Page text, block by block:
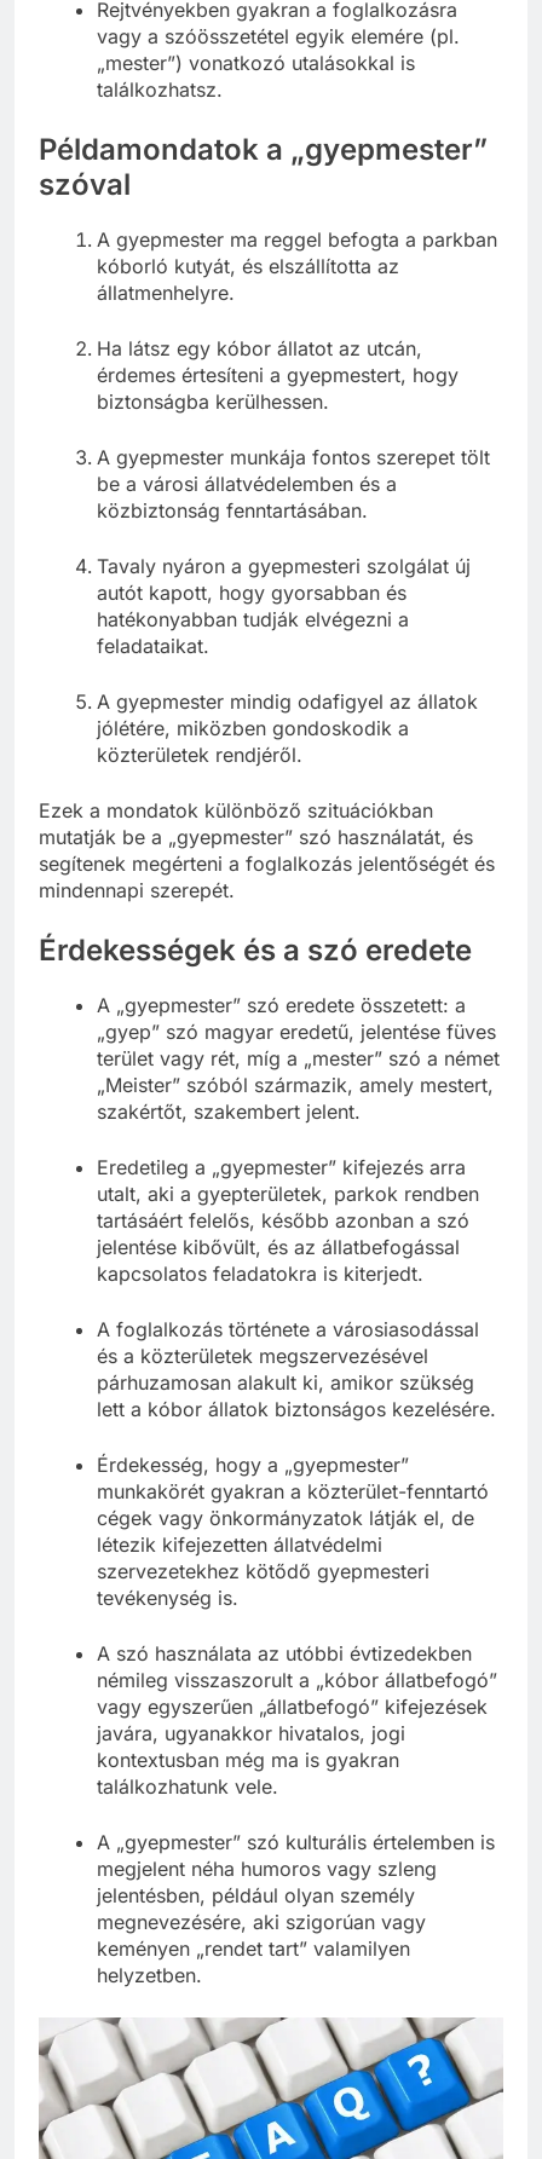
Rejtvényekben gyakran a foglalkozásra
vagy a szóösszetétel egyik elemére (pl.
„mester”) vonatkozó utalásokkal is
Példamondatok a „gyepmester”
szóval
A gyepmester ma reggel befogta a parkban
kóborló kutyát, és elszállította az
Ha látsz egy kóbor állatot az utcán,
érdemes értesíteni a gyepmestert, hogy
A gyepmester munkája fontos szerepet tölt
be a városi állatvédelemben és a
Tavaly nyáron a gyepmesteri szolgálat új
autót kapott, hogy gyorsabban és
hatékonyabban tudják elvégezni a
A gyepmester mindig odafigyel az állatok
jólétére, miközben gondoskodik a
Ezek a mondatok különböző szituációkban
mutatják be a „gyepmester” szó használatát, és
segítenek megérteni a foglalkozás jelentőségét és
Érdekességek és a szó eredete
A „gyepmester” szó eredete összetett: a
„gyep” szó magyar eredetű, jelentése füves
terület vagy rét, míg a „mester” szó a német
„Meister” szóból származik, amely mestert,
Eredetileg a „gyepmester” kifejezés arra
utalt, aki a gyepterületek, parkok rendben
tartásáért felelős, később azonban a szó
jelentése kibővült, és az állatbefogással
A foglalkozás története a városiasodással
és a közterületek megszervezésével
párhuzamosan alakult ki, amikor szükség
Érdekesség, hogy a „gyepmester”
munkakörét gyakran a közterület-fenntartó
cégek vagy önkormányzatok látják el, de
létezik kifejezetten állatvédelmi
szervezetekhez kötődő gyepmesteri
A szó használata az utóbbi évtizedekben
némileg visszaszorult a „kóbor állatbefogó”
vagy egyszerűen „állatbefogó” kifejezések
javára, ugyanakkor hivatalos, jogi
kontextusban még ma is gyakran
A „gyepmester” szó kulturális értelemben is
megjelent néha humoros vagy szleng
jelentésben, például olyan személy
megnevezésére, aki szigorúan vagy
keményen „rendet tart” valamilyen